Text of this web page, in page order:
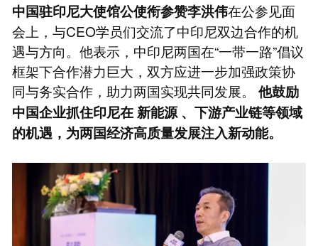
中国驻印尼大使馆公使衔参赞李洪伟在公参见面
会上，与CEO学员们交流了中印尼双边合作的机
遇与方向。他表示，中印尼两国在“一带一路”倡议
框架下合作潜力巨大，双方应进一步加强政策协
同与务实合作，助力两国实现共同发展。 他鼓励
中国企业抓住印尼在新能源 、下游产业链等领域
的机遇，为两国经济高质量发展注入新动能。